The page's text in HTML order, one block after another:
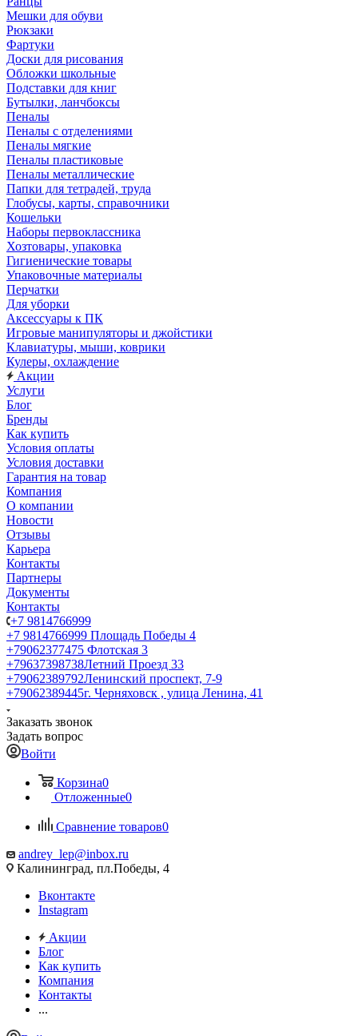
Мешки для обуви
Рюкзаки
Фартуки
Доски для рисования
Обложки школьные
Подставки для книг
Бутылки, ланчбоксы
Пеналы
Пеналы с отделениями
Пеналы мягкие
Пеналы пластиковые
Пеналы металлические
Папки для тетрадей, труда
Глобусы, карты, справочники
Кошельки
Наборы первоклассника
Хозтовары, упаковка
Гигиенические товары
Упаковочные материалы
Перчатки
Для уборки
Аксессуары к ПК
Игровые манипуляторы и джойстики
Клавиатуры, мыши, коврики
Кулеры, охлаждение
Акции
Услуги
Блог
Бренды
Как купить
Условия оплаты
Условия доставки
Гарантия на товар
Компания
О компании
Новости
Отзывы
Карьера
Контакты
Партнеры
Документы
Контакты
+7 9814766999
+7 9814766999 Площадь Победы 4
+79062377475 Флотская 3
+79637398738Летний Проезд 33
+79062389792Ленинский проспект, 7-9
+79062389445г. Черняховск , улица Ленина, 41
Заказать звонок
Задать вопрос
Войти
Корзина0
Отложенные0
Сравнение товаров0
andrey_lep@inbox.ru
Калининград, пл.Победы, 4
Вконтакте
Instagram
Акции
Блог
Как купить
Компания
Контакты
...